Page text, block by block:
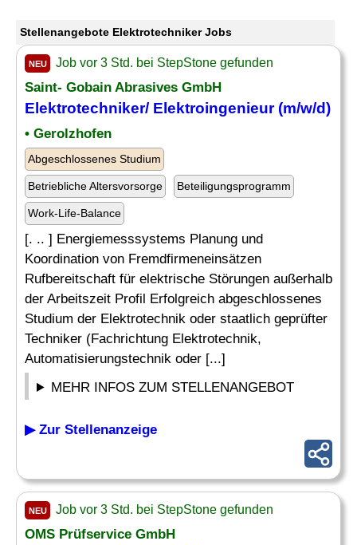
Stellenangebote Elektrotechniker Jobs
NEU Job vor 3 Std. bei StepStone gefunden
Saint- Gobain Abrasives GmbH
Elektrotechniker/ Elektroingenieur (m/w/d)
• Gerolzhofen
Abgeschlossenes Studium
Betriebliche Altersvorsorge Beteiligungsprogramm
Work-Life-Balance
[. .. ] Energiemesssystems Planung und
Koordination von Fremdfirmeneinsätzen
Rufbereitschaft für elektrische Störungen außerhalb
der Arbeitszeit Profil Erfolgreich abgeschlossenes
Studium der Elektrotechnik oder staatlich geprüfter
Techniker (Fachrichtung Elektrotechnik,
Automatisierungstechnik oder [...]
MEHR INFOS ZUM STELLENANGEBOT
▶ Zur Stellenanzeige
NEU Job vor 3 Std. bei StepStone gefunden
OMS Prüfservice GmbH